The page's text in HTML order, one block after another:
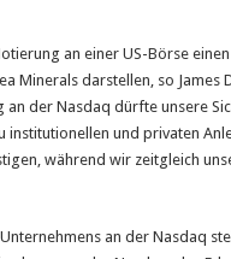
an einer US-Börse
Minerals darstellen, so James
an der Nasdaq dürfte unsere
und privaten
während wir zeitgleich
an der Nasdaq